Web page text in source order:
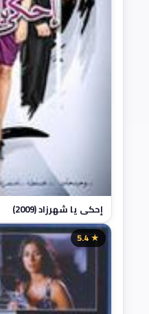
إحكي يا شهرزاد (2009)
★ 5.4